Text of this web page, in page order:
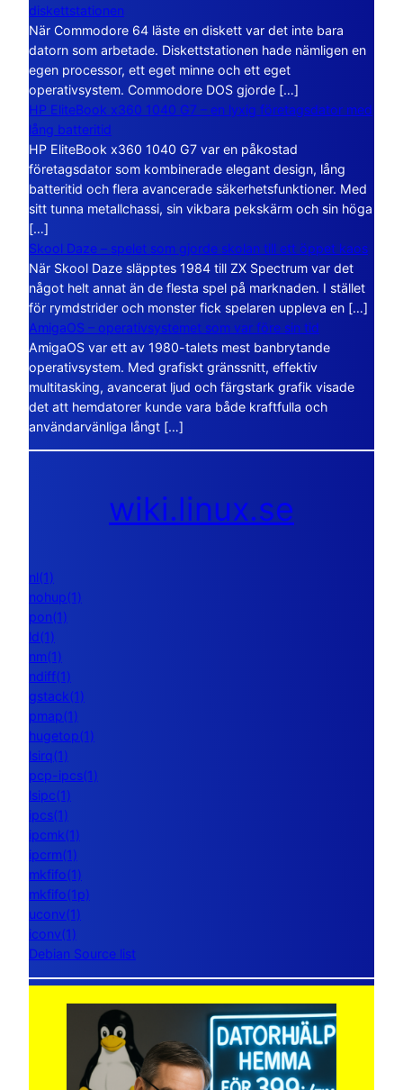
diskettstationen
När Commodore 64 läste en diskett var det inte bara
datorn som arbetade. Diskettstationen hade nämligen en
egen processor, ett eget minne och ett eget
operativsystem. Commodore DOS gjorde […]
HP EliteBook x360 1040 G7 – en lyxig företagsdator med
lång batteritid
HP EliteBook x360 1040 G7 var en påkostad
företagsdator som kombinerade elegant design, lång
batteritid och flera avancerade säkerhetsfunktioner. Med
sitt tunna metallchassi, sin vikbara pekskärm och sin höga
[…]
Skool Daze – spelet som gjorde skolan till ett öppet kaos
När Skool Daze släpptes 1984 till ZX Spectrum var det
något helt annat än de flesta spel på marknaden. I stället
för rymdstrider och monster fick spelaren uppleva en […]
AmigaOS – operativsystemet som var före sin tid
AmigaOS var ett av 1980-talets mest banbrytande
operativsystem. Med grafiskt gränssnitt, effektiv
multitasking, avancerat ljud och färgstark grafik visade
det att hemdatorer kunde vara både kraftfulla och
användarvänliga långt […]
wiki.linux.se
nl(1)
nohup(1)
pon(1)
ld(1)
nm(1)
ndiff(1)
gstack(1)
pmap(1)
hugetop(1)
lsirq(1)
pcp-ipcs(1)
lsipc(1)
ipcs(1)
ipcmk(1)
ipcrm(1)
mkfifo(1)
mkfifo(1p)
uconv(1)
iconv(1)
Debian Source list